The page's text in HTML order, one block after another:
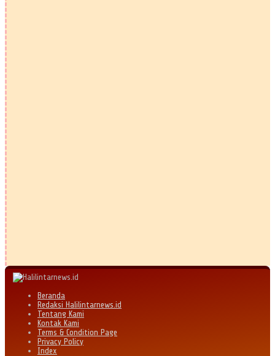
Beranda
Redaksi Halilintarnews.id
Tentang Kami
Kontak Kami
Terms & Condition Page
Privacy Policy
Index